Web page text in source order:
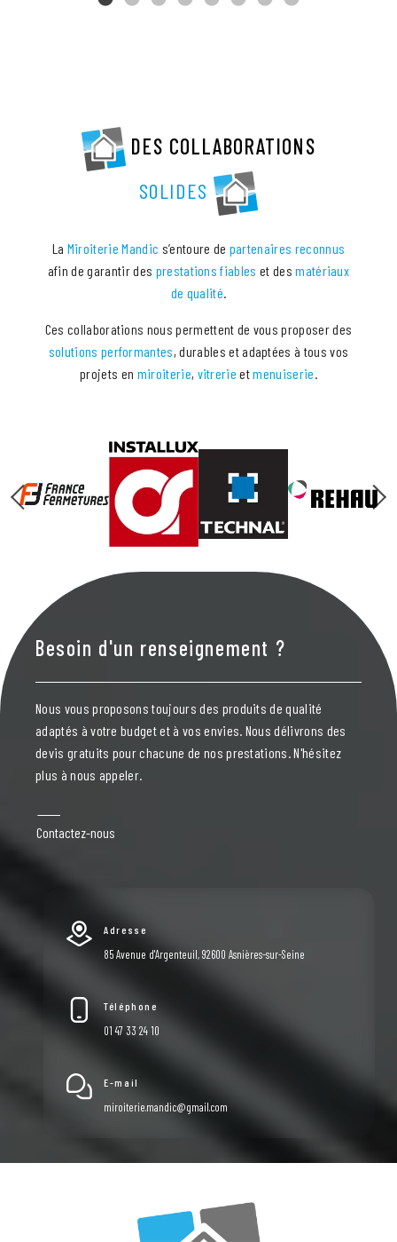
DES COLLABORATIONS
SOLIDES
La Miroiterie Mandic s’entoure de partenaires reconnus
afin de garantir des prestations fiables et desmatériaux
de qualité.
Ces collaborations nous permettent de vous proposer des
solutions performantes, durables et adaptées à tous vos
projets en miroiterie, vitrerie etmenuiserie.
Besoin d'un renseignement ?
Nous vous proposons toujours des produits de qualité
adaptés à votre budget et à vos envies. Nous délivrons des
devis gratuits pour chacune de nos prestations. N'hésitez
plus à nous appeler.
Contactez-nous
Adresse
85 Avenue d'Argenteuil, 92600 Asnières-sur-Seine
Téléphone
01 47 33 24 10
E-mail
miroiterie.mandic@gmail.com